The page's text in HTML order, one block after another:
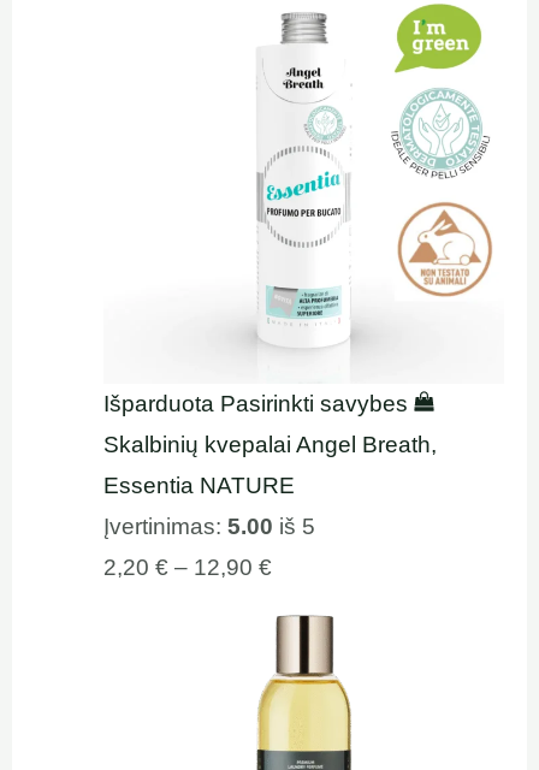
Išparduota Pasirinkti savybes
Skalbinių kvepalai Angel Breath,
Essentia NATURE
Įvertinimas:5.00 iš 5
2,20€ – 12,90€